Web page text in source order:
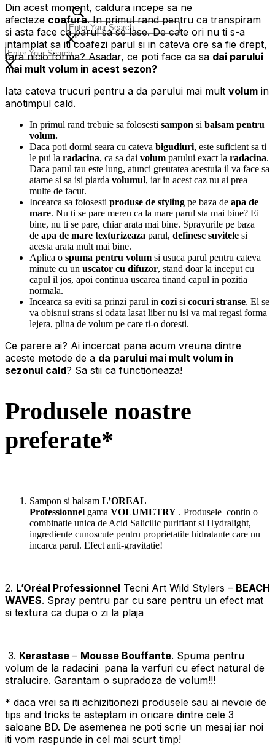
Din acest moment, caldura incepe sa ne
afecteze coafura. In primul rand pentru ca transpiram
si asta face ca parul sa se lase. De cate ori nu ti s-a
intamplat sa iti coafezi parul si in cateva ore sa fie drept,
fara nicio forma? Asadar, ce poti face ca sa dai parului
mai mult volum in acest sezon?
Iata cateva trucuri pentru a da parului mai mult volum in
anotimpul cald.
In primul rand trebuie sa folosesti sampon si balsam pentru
volum.
Daca poti dormi seara cu cateva bigudiuri, este suficient sa ti
le pui la radacina, ca sa dai volum parului exact la radacina.
Daca parul tau este lung, atunci greutatea acestuia il va face sa
atarne si sa isi piarda volumul, iar in acest caz nu ai prea
multe de facut.
Incearca sa folosesti produse de styling pe baza de apa de
mare. Nu ti se pare mereu ca la mare parul sta mai bine? Ei
bine, nu ti se pare, chiar arata mai bine. Sprayurile pe baza
de apa de mare texturizeaza parul, definesc suvitele si
acesta arata mult mai bine.
Aplica o spuma pentru volum si usuca parul pentru cateva
minute cu un uscator cu difuzor, stand doar la inceput cu
capul il jos, apoi continua uscarea tinand capul in pozitia
normala.
Incearca sa eviti sa prinzi parul in cozi si cocuri stranse. El se
va obisnui strans si odata lasat liber nu isi va mai regasi forma
lejera, plina de volum pe care ti-o doresti.
Ce parere ai? Ai incercat pana acum vreuna dintre
aceste metode de a da parului mai mult volum in
sezonul cald? Sa stii ca functioneaza!
Produsele noastre
preferate*
Sampon si balsam L’OREAL
Professionnel gama VOLUMETRY . Produsele contin o
combinatie unica de Acid Salicilic purifiant si Hydralight,
ingrediente cunoscute pentru proprietatile hidratante care nu
incarca parul. Efect anti-gravitatie!
2. L’Oréal Professionnel Tecni Art Wild Stylers – BEACH
WAVES. Spray pentru par cu sare pentru un efect mat
si textura ca dupa o zi la plaja
3. Kerastase – Mousse Bouffante. Spuma pentru
volum de la radacini pana la varfuri cu efect natural de
stralucire. Garantam o supradoza de volum!!!
* daca vrei sa iti achizitionezi produsele sau ai nevoie de
tips and tricks te asteptam in oricare dintre cele 3
saloane BD. De asemenea ne poti scrie un mesaj iar noi
iti vom raspunde in cel mai scurt timp!